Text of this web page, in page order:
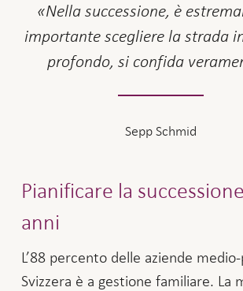
Nella successione, è
importante scegliere la strada
profondo, si confida
Sepp Schmid
Pianificare la
anni
L’88 percento delle aziende
Svizzera è a gestione familiare. La